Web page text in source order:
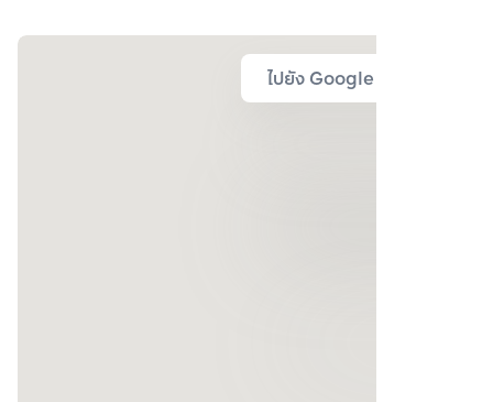
ไปยัง Google Map